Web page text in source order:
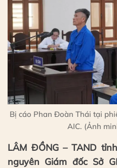
Bị cáo Phan Đoàn Thái tại
AIC. (Ảnh
LÂM ĐỒNG – TAND
nguyên Giám đốc Sở